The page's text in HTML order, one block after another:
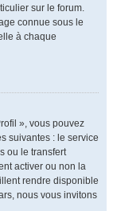
sur le forum.
connue sous le
à chaque
», vous pouvez
suivantes : le service
ou le transfert
activer ou non la
rendre disponible
nous vous invitons